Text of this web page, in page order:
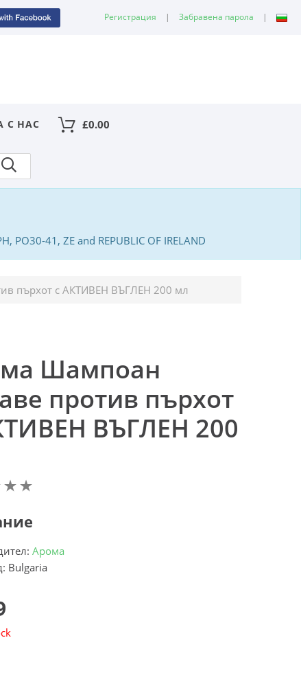
Регистрация | Забравена парола |
С НАС £0.00
PO30-41, ZE and REPUBLIC OF IRELAND
пърхот с АКТИВЕН ВЪГЛЕН 200 мл
Шампоан
против пърхот
ВЪГЛЕН 200
Арома
Bulgaria